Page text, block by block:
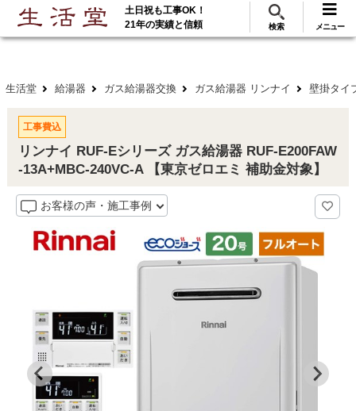
ご利用 288万･工事実績117万件! 無料見積
土日祝も工事OK！
21年の実績と信頼
検索 メニュー
生活堂 給湯器 ガス給湯器交換 ガス給湯器 リンナイ 壁掛タイ
工事費込
リンナイ RUF-Eシリーズ ガス給湯器 RUF-E200FAW
-13A+MBC-240VC-A 【東京ゼロエミ 補助金対象】
お客様の声・施工事例